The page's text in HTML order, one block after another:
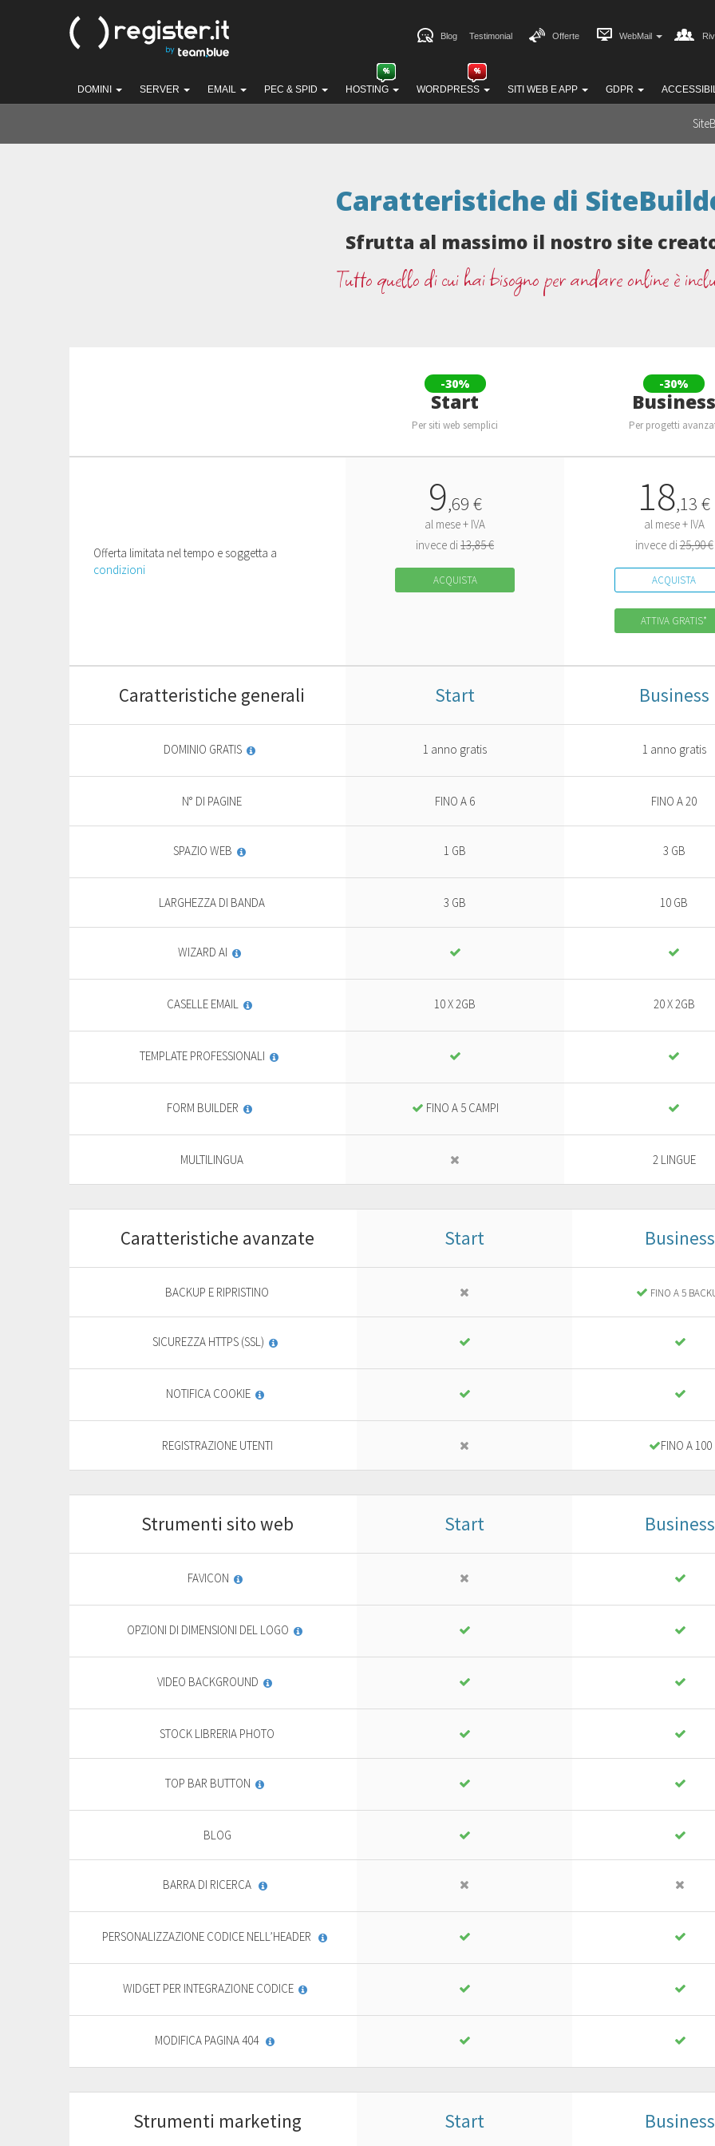
DOMINI SERVER EMAIL PEC & SPID HOSTING WORDPRESS SITI WEB E APP GDPR
Blog Testimonial Offerte WebMail
Caratteristiche di
Sfrutta al massimo il nostro site
Tutto quello di cui hai bisogno per andare online è
-30%
Start
Per siti web semplici
-30%
Business
Per progetti
Offerta limitata nel tempo e soggetta a
condizioni
9,69 €
al mese + IVA
invece di13,85 €
ACQUISTA
18,13 €
al mese + IVA
invece di25,90 €
ACQUISTA
ATTIVA GRATIS*
Caratteristiche generali Start Business
DOMINIO GRATIS 1 anno gratis 1 anno gratis
N° DI PAGINE FINO A 6 FINO A 20
SPAZIO WEB 1 GB 3 GB
LARGHEZZA DI BANDA 3 GB 10 GB
WIZARD AI
CASELLE EMAIL 10 X 2GB 20 X 2GB
TEMPLATE PROFESSIONALI
FORM BUILDER FINO A 5 CAMPI
MULTILINGUA 2 LINGUE
Start
For basic website For ad advanced project For a professional website
9,69 €
PURCHASE PURCHASE PURCHASE
Caratteristiche avanzate Start Business
BACKUP E RIPRISTINO FINO A 5
SICUREZZA HTTPS (SSL)
NOTIFICA COOKIE
REGISTRAZIONE UTENTI FINO A 100
Start
For basic website For ad advanced project For a professional website
9,69€
PURCHASE
18
PURCHASE
25
PURCHASE
Strumenti sito web Start Business
FAVICON
OPZIONI DI DIMENSIONI DEL LOGO
VIDEO BACKGROUND
STOCK LIBRERIA PHOTO
TOP BAR BUTTON
BLOG
BARRA DI RICERCA
PERSONALIZZAZIONE CODICE NELL’HEADER
WIDGET PER INTEGRAZIONE CODICE
MODIFICA PAGINA 404
Start
Strumenti marketing Start Business